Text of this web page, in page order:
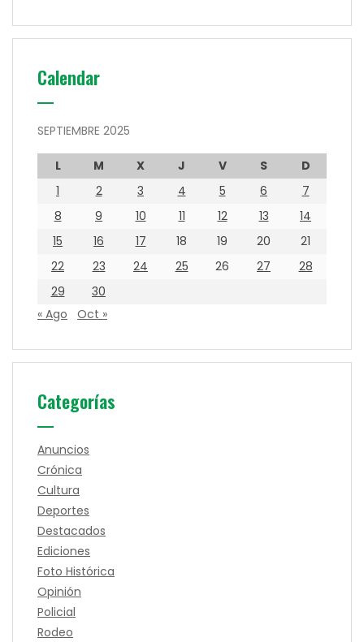
Calendar
SEPTIEMBRE 2025
L M X J V S
D
1
2 3 4 5 6
7
8
9 10 11 12 13
14
15
16 17 18 19 20
21
22
23 24 25 26 27
28
29
30
« Ago
Oct »
Categorías
Anuncios
Crónica
Cultura
Deportes
Destacados
Ediciones
Foto Histórica
Opinión
Policial
Rodeo